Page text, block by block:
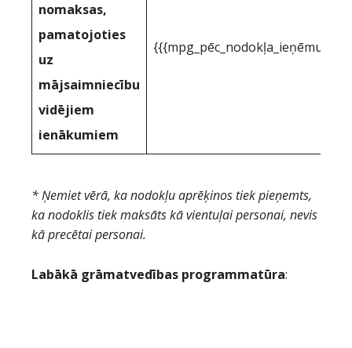
nomaksas,
pamatojoties
uz
mājsaimniecību
vidējiem
ienākumiem
* Ņemiet vērā, ka nodokļu aprēķinos tiek pieņemts,
ka nodoklis tiek maksāts kā vientuļai personai, nevis
kā precētai personai.
Labākā grāmatvedības programmatūra: